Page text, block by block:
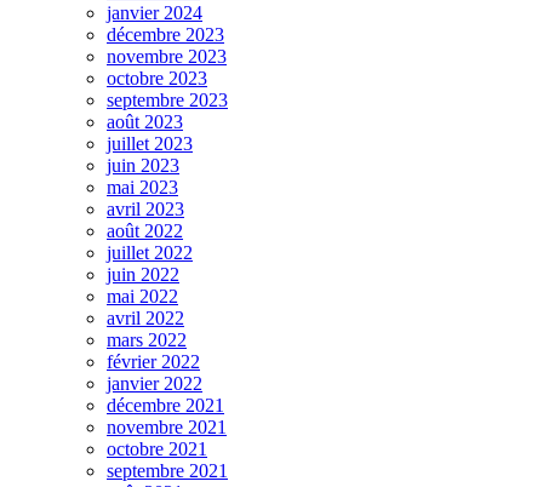
janvier 2024
décembre 2023
novembre 2023
octobre 2023
septembre 2023
août 2023
juillet 2023
juin 2023
mai 2023
avril 2023
août 2022
juillet 2022
juin 2022
mai 2022
avril 2022
mars 2022
février 2022
janvier 2022
décembre 2021
novembre 2021
octobre 2021
septembre 2021